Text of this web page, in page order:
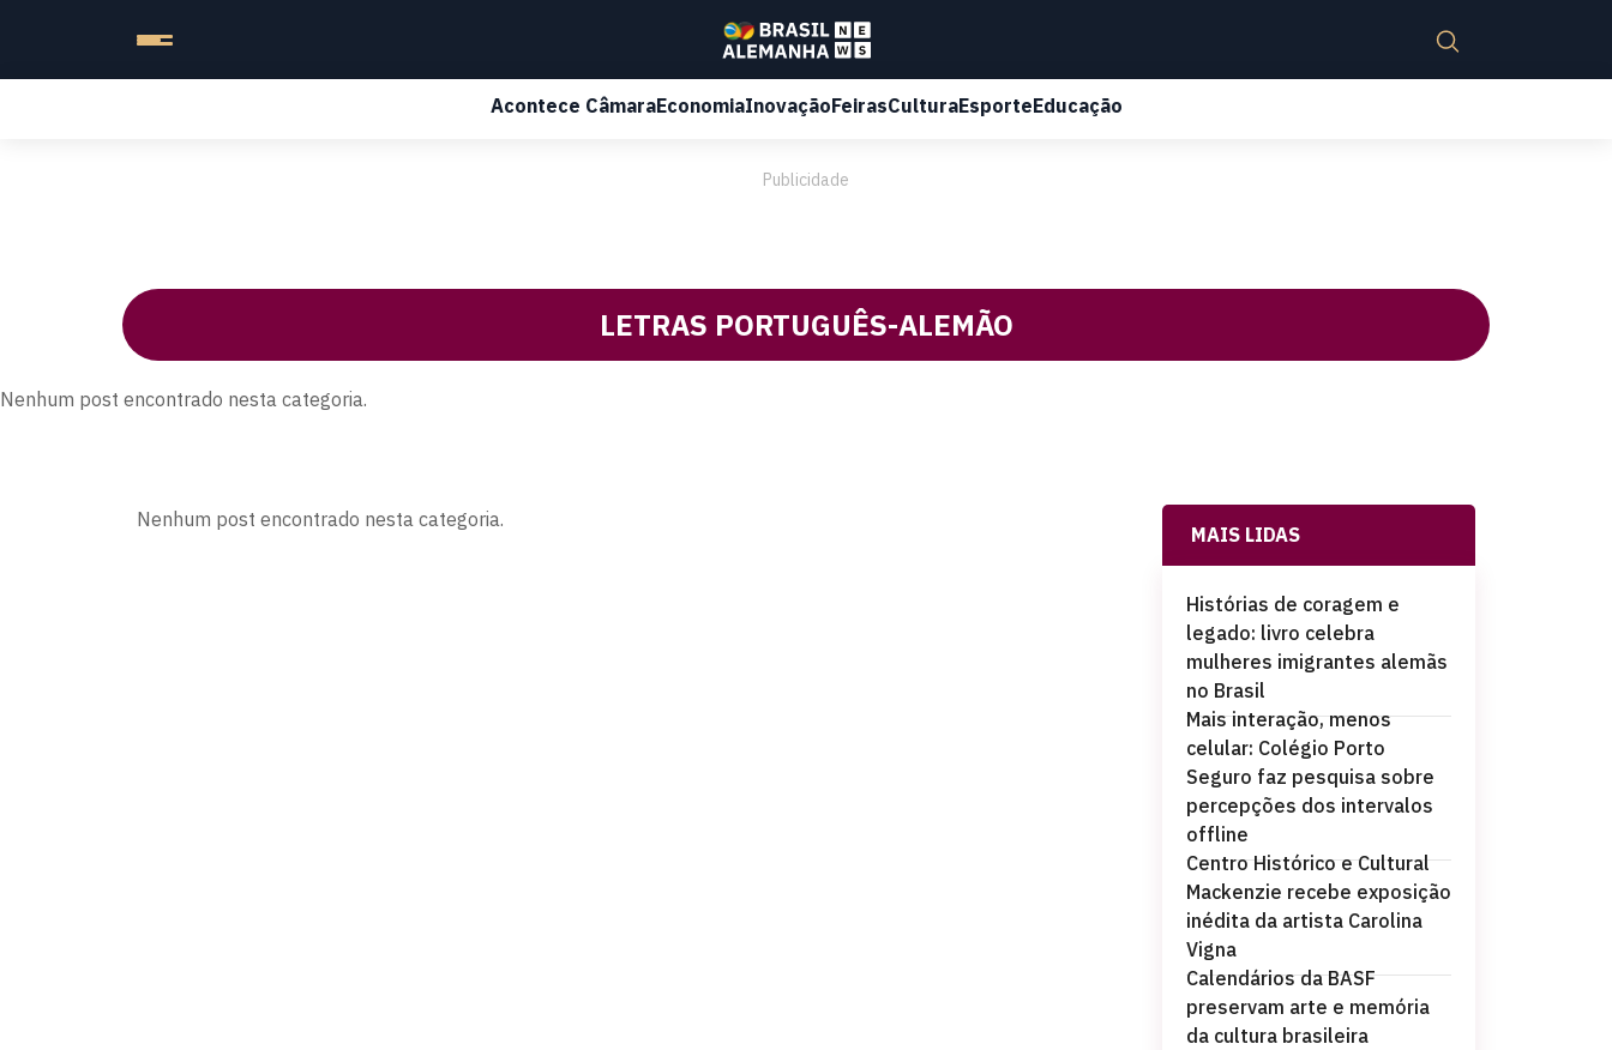
Acontece CâmaraEconomiaInovaçãoFeirasCulturaEsporteEducação
Publicidade
LETRAS PORTUGUÊS-ALEMÃO
Nenhum post encontrado nesta categoria.
Nenhum post encontrado nesta categoria.
MAIS LIDAS
Histórias de coragem e
legado: livro celebra
mulheres imigrantes alemãs
no Brasil
Mais interação, menos
celular: Colégio Porto
Seguro faz pesquisa sobre
percepções dos intervalos
offline
Centro Histórico e Cultural
Mackenzie recebe exposição
inédita da artista Carolina
Vigna
Calendários da BASF
preservam arte e memória
da cultura brasileira